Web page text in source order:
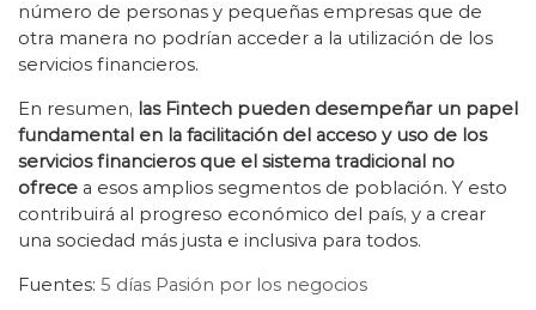
número de personas y pequeñas empresas que de
otra manera no podrían acceder a la utilización de los
servicios financieros.
En resumen, las Fintech pueden desempeñar un papel
fundamental en la facilitación del acceso y uso de los
servicios financieros que el sistema tradicional no
ofrece a esos amplios segmentos de población. Y esto
contribuirá al progreso económico del país, y a crear
una sociedad más justa e inclusiva para todos.
Fuentes: 5 días Pasión por los negocios